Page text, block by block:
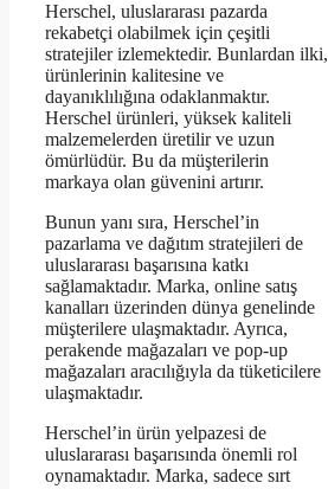
Herschel, uluslararası pazarda
rekabetçi olabilmek için çeşitli
stratejiler izlemektedir. Bunlardan ilki,
ürünlerinin kalitesine ve
dayanıklılığına odaklanmaktır.
Herschel ürünleri, yüksek kaliteli
malzemelerden üretilir ve uzun
ömürlüdür. Bu da müşterilerin
markaya olan güvenini artırır.
Bunun yanı sıra, Herschel’in
pazarlama ve dağıtım stratejileri de
uluslararası başarısına katkı
sağlamaktadır. Marka, online satış
kanalları üzerinden dünya genelinde
müşterilere ulaşmaktadır. Ayrıca,
perakende mağazaları ve pop-up
mağazaları aracılığıyla da tüketicilere
ulaşmaktadır.
Herschel’in ürün yelpazesi de
uluslararası başarısında önemli rol
oynamaktadır. Marka, sadece sırt